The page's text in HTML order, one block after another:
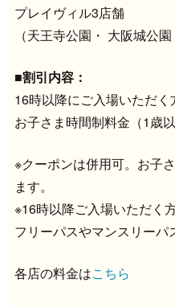
プレイヴィル3店舗
（天王寺公園・ 大阪城公
■割引内容：
16時以降にご入場いただく
お子さま時間制料金（1歳
※クーポンは併用可。お子
ます。
※16時以降ご入場いただく
フリーパスやマンスリーパ
各店の料金はこちら